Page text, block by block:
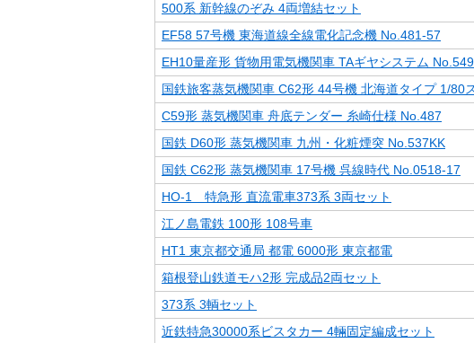
500系 新幹線のぞみ 4両増結セット
EF58 57号機 東海道線全線電化記念機 No.481-57
EH10量産形 貨物用電気機関車 TAギヤシステム No.549
国鉄旅客蒸気機関車 C62形 44号機 北海道タイプ 1/80
C59形 蒸気機関車 舟底テンダー 糸崎仕様 No.487
国鉄 D60形 蒸気機関車 九州・化粧煙突 No.537KK
国鉄 C62形 蒸気機関車 17号機 呉線時代 No.0518-17
HO-1 特急形 直流電車373系 3両セット
江ノ島電鉄 100形 108号車
HT1 東京都交通局 都電 6000形 東京都電
箱根登山鉄道モハ2形 完成品2両セット
373系 3輌セット
近鉄特急30000系ビスタカー 4輛固定編成セット